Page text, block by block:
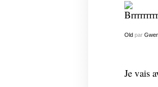
Oldpar
Je vais